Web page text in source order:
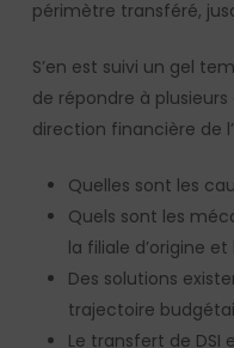
périmètre transféré,
S’en est suivi un gel
de répondre à
direction financière de
Quelles sont les
Quels sont les
la filiale d’origine
Des solutions
trajectoire
Le transfert de DSI